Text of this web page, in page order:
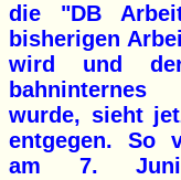
die "DB
bisherigen
wird und
bahninternes
wurde, sieht
entgegen. So
am 7. Juni